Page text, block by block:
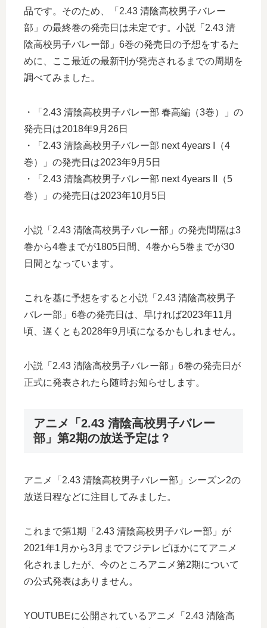
品です。そのため、「2.43 清陰高校男子バレー
部」の最終巻の発売日は未定です。小説「2.43 清
陰高校男子バレー部」6巻の発売日の予想をするた
めに、ここ最近の最新刊が発売されるまでの周期を
調べてみました。
・「2.43 清陰高校男子バレー部 春高編（3巻）」の
発売日は2018年9月26日
・「2.43 清陰高校男子バレー部 next 4years I（4
巻）」の発売日は2023年9月5日
・「2.43 清陰高校男子バレー部 next 4years II（5
巻）」の発売日は2023年10月5日
小説「2.43 清陰高校男子バレー部」の発売間隔は3
巻から4巻までが1805日間、4巻から5巻までが30
日間となっています。
これを基に予想をすると小説「2.43 清陰高校男子
バレー部」6巻の発売日は、早ければ2023年11月
頃、遅くとも2028年9月頃になるかもしれません。
小説「2.43 清陰高校男子バレー部」6巻の発売日が
正式に発表されたら随時お知らせします。
アニメ「2.43 清陰高校男子バレー
部」第2期の放送予定は？
アニメ「2.43 清陰高校男子バレー部」シーズン2の
放送日程などに注目してみました。
これまで第1期「2.43 清陰高校男子バレー部」が
2021年1月から3月までフジテレビほかにてアニメ
化されましたが、今のところアニメ第2期について
の公式発表はありません。
YOUTUBEに公開されているアニメ「2.43 清陰高